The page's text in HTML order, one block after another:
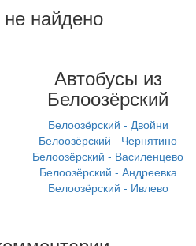
найдено
Автобусы из
Белоозёрский
Белоозёрский - Двойни
Белоозёрский - Чернятино
Белоозёрский - Василенцево
Белоозёрский - Андреевка
Белоозёрский - Ивлево